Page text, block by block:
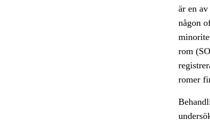
är en
någon
rom
romer